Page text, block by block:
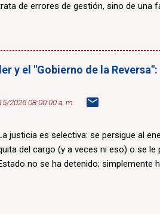
de errores de gestión, sino de una
y el "Gobierno de la
2026 08:00:00 a. m.
justicia es selectiva: se persigue al
del cargo (y a veces ni eso) o se
no se ha detenido; simplemente